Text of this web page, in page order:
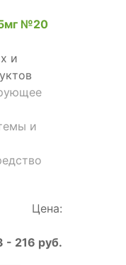
№20
и
и
Цена:
- 216 руб.